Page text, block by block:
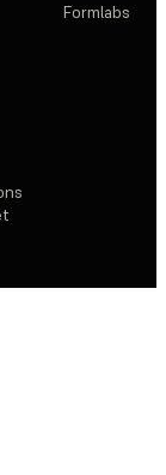
Formlabs